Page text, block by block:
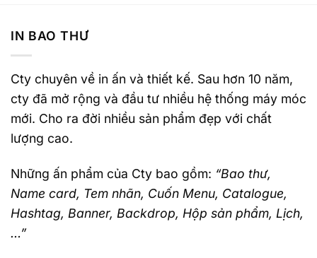
IN BAO THƯ
Cty chuyên về in ấn và thiết kế. Sau hơn 10 năm,
cty đã mở rộng và đầu tư nhiều hệ thống máy móc
mới. Cho ra đời nhiều sản phẩm đẹp với chất
lượng cao.
Những ấn phẩm của Cty bao gồm: “Bao thư,
Name card, Tem nhãn, Cuốn Menu, Catalogue,
Hashtag, Banner, Backdrop, Hộp sản phẩm, Lịch,
…”